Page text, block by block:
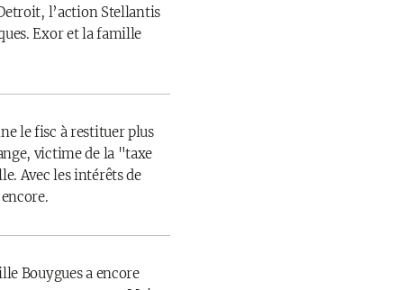
l’action Stellantis
Exor et la famille
le fisc à restituer plus
victime de la "taxe
Avec les intérêts de
Bouygues a encore